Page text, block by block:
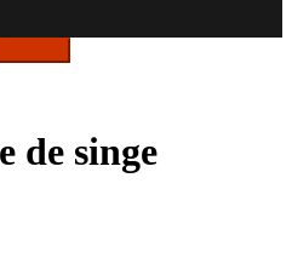
de singe